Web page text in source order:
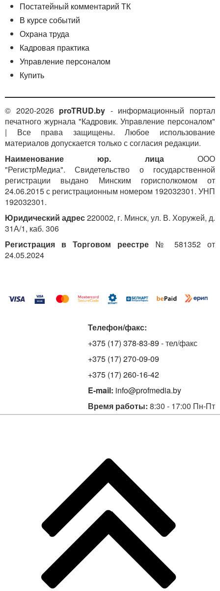
Постатейный комментарий ТК
В курсе событий
Охрана труда
Кадровая практика
Управление персоналом
Купить
© 2020-2026 proTRUD.by - информационный портал
печатного журнала "Кадровик. Управление персоналом"
| Все права защищены. Любое использование
материалов допускается только с согласия редакции.
Наименование юр. лицаООО
"РегистрМедиа". Свидетельство о государственной
регистрации выдано Минским горисполкомом от
24.06.2015 с регистрационным номером 192032301. УНП
192032301.
Юридический адрес220002, г. Минск, ул. В. Хоружей, д.
31А/1, каб. 306
Регистрация в Торговом реестре № 581352 от
24.05.2024
Телефон/факс:
+375 (17) 378-83-89 - тел/факс
+375 (17) 270-09-09
+375 (17) 260-16-42
E-mail: info@profmedia.by
Время работы: 8:30 - 17:00 Пн-Пт